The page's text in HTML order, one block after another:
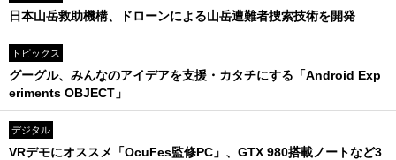
日本山岳救助機構、ドローンによる山岳遭難者捜索技術を開発
トピックス
グーグル、みんなのアイデアを支援・カタチにする「Android Exp
eriments OBJECT」
デジタル
VRデモにオススメ「OcuFes監修PC」、GTX 980搭載ノートなど3